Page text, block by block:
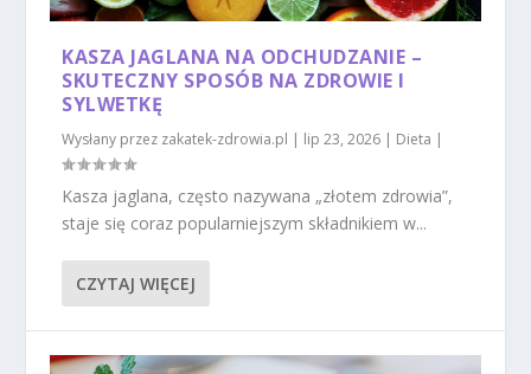
KASZA JAGLANA NA ODCHUDZANIE –
SKUTECZNY SPOSÓB NA ZDROWIE I
SYLWETKĘ
Wysłany przez zakatek-zdrowia.pl | lip 23, 2026 | Dieta |
Kasza jaglana, często nazywana „złotem zdrowia”,
staje się coraz popularniejszym składnikiem w...
CZYTAJ WIĘCEJ